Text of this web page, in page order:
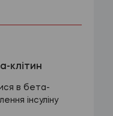
клітин
в бета-
інсуліну